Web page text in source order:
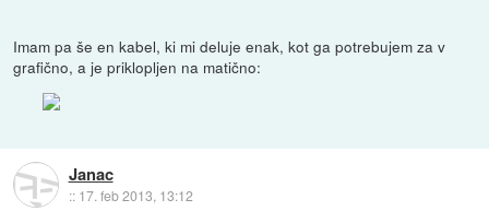
Imam pa še en kabel, ki mi deluje enak, kot ga potrebujem za v
grafično, a je priklopljen na matično:
Janac
:: 17. feb 2013, 13:12